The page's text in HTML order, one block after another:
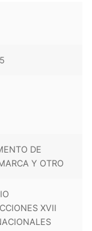
DE
Y OTRO
XVII